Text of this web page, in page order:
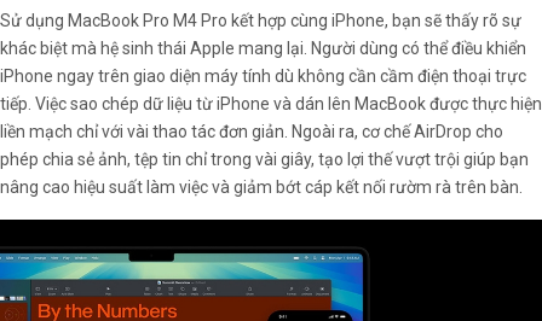
Sử dụng MacBook Pro M4 Pro kết hợp cùng iPhone, bạn sẽ thấy rõ sự
khác biệt mà hệ sinh thái Apple mang lại. Người dùng có thể điều khiển
iPhone ngay trên giao diện máy tính dù không cần cầm điện thoại trực
tiếp. Việc sao chép dữ liệu từ iPhone và dán lên MacBook được thực hiện
liền mạch chỉ với vài thao tác đơn giản. Ngoài ra, cơ chế AirDrop cho
phép chia sẻ ảnh, tệp tin chỉ trong vài giây, tạo lợi thế vượt trội giúp bạn
nâng cao hiệu suất làm việc và giảm bớt cáp kết nối rườm rà trên bàn.